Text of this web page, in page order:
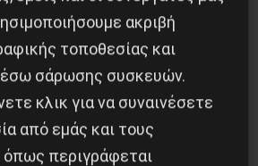
ακριβή
τοποθεσίας και
σάρωσης συσκευών.
κλικ για να συναινέσετε
από εμάς και τους
περιγράφεται